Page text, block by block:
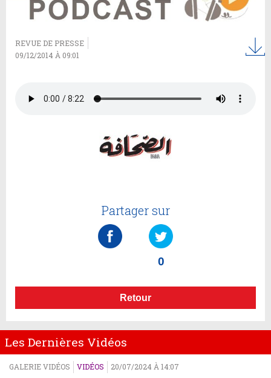
REVUE DE PRESSE
09/12/2014 À 09:01
Partager sur
0
Retour
Les Dernières Vidéos
GALERIE VIDÉOS VIDÉOS 20/07/2024 À 14:07